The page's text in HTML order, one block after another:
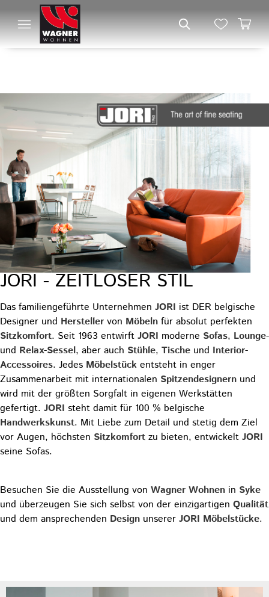
JORI BEI WAGNER WOHNEN
JORI - ZEITLOSER STIL
Das familiengeführte Unternehmen JORI ist DER belgische
Designer und Hersteller von Möbeln für absolut perfekten
Sitzkomfort. Seit 1963 entwirft JORI moderne Sofas, Lounge-
und Relax-Sessel, aber auch Stühle, Tische und Interior-
Accessoires. Jedes Möbelstück entsteht in enger
Zusammenarbeit mit internationalen Spitzendesignern und
wird mit der größten Sorgfalt in eigenen Werkstätten
gefertigt. JORI steht damit für 100 % belgische
Handwerkskunst. Mit Liebe zum Detail und stetig dem Ziel
vor Augen, höchsten Sitzkomfort zu bieten, entwickelt JORI
seine Sofas.
Besuchen Sie die Ausstellung von Wagner Wohnen in Syke
und überzeugen Sie sich selbst von der einzigartigen Qualität
und dem ansprechenden Design unserer JORI Möbelstücke.